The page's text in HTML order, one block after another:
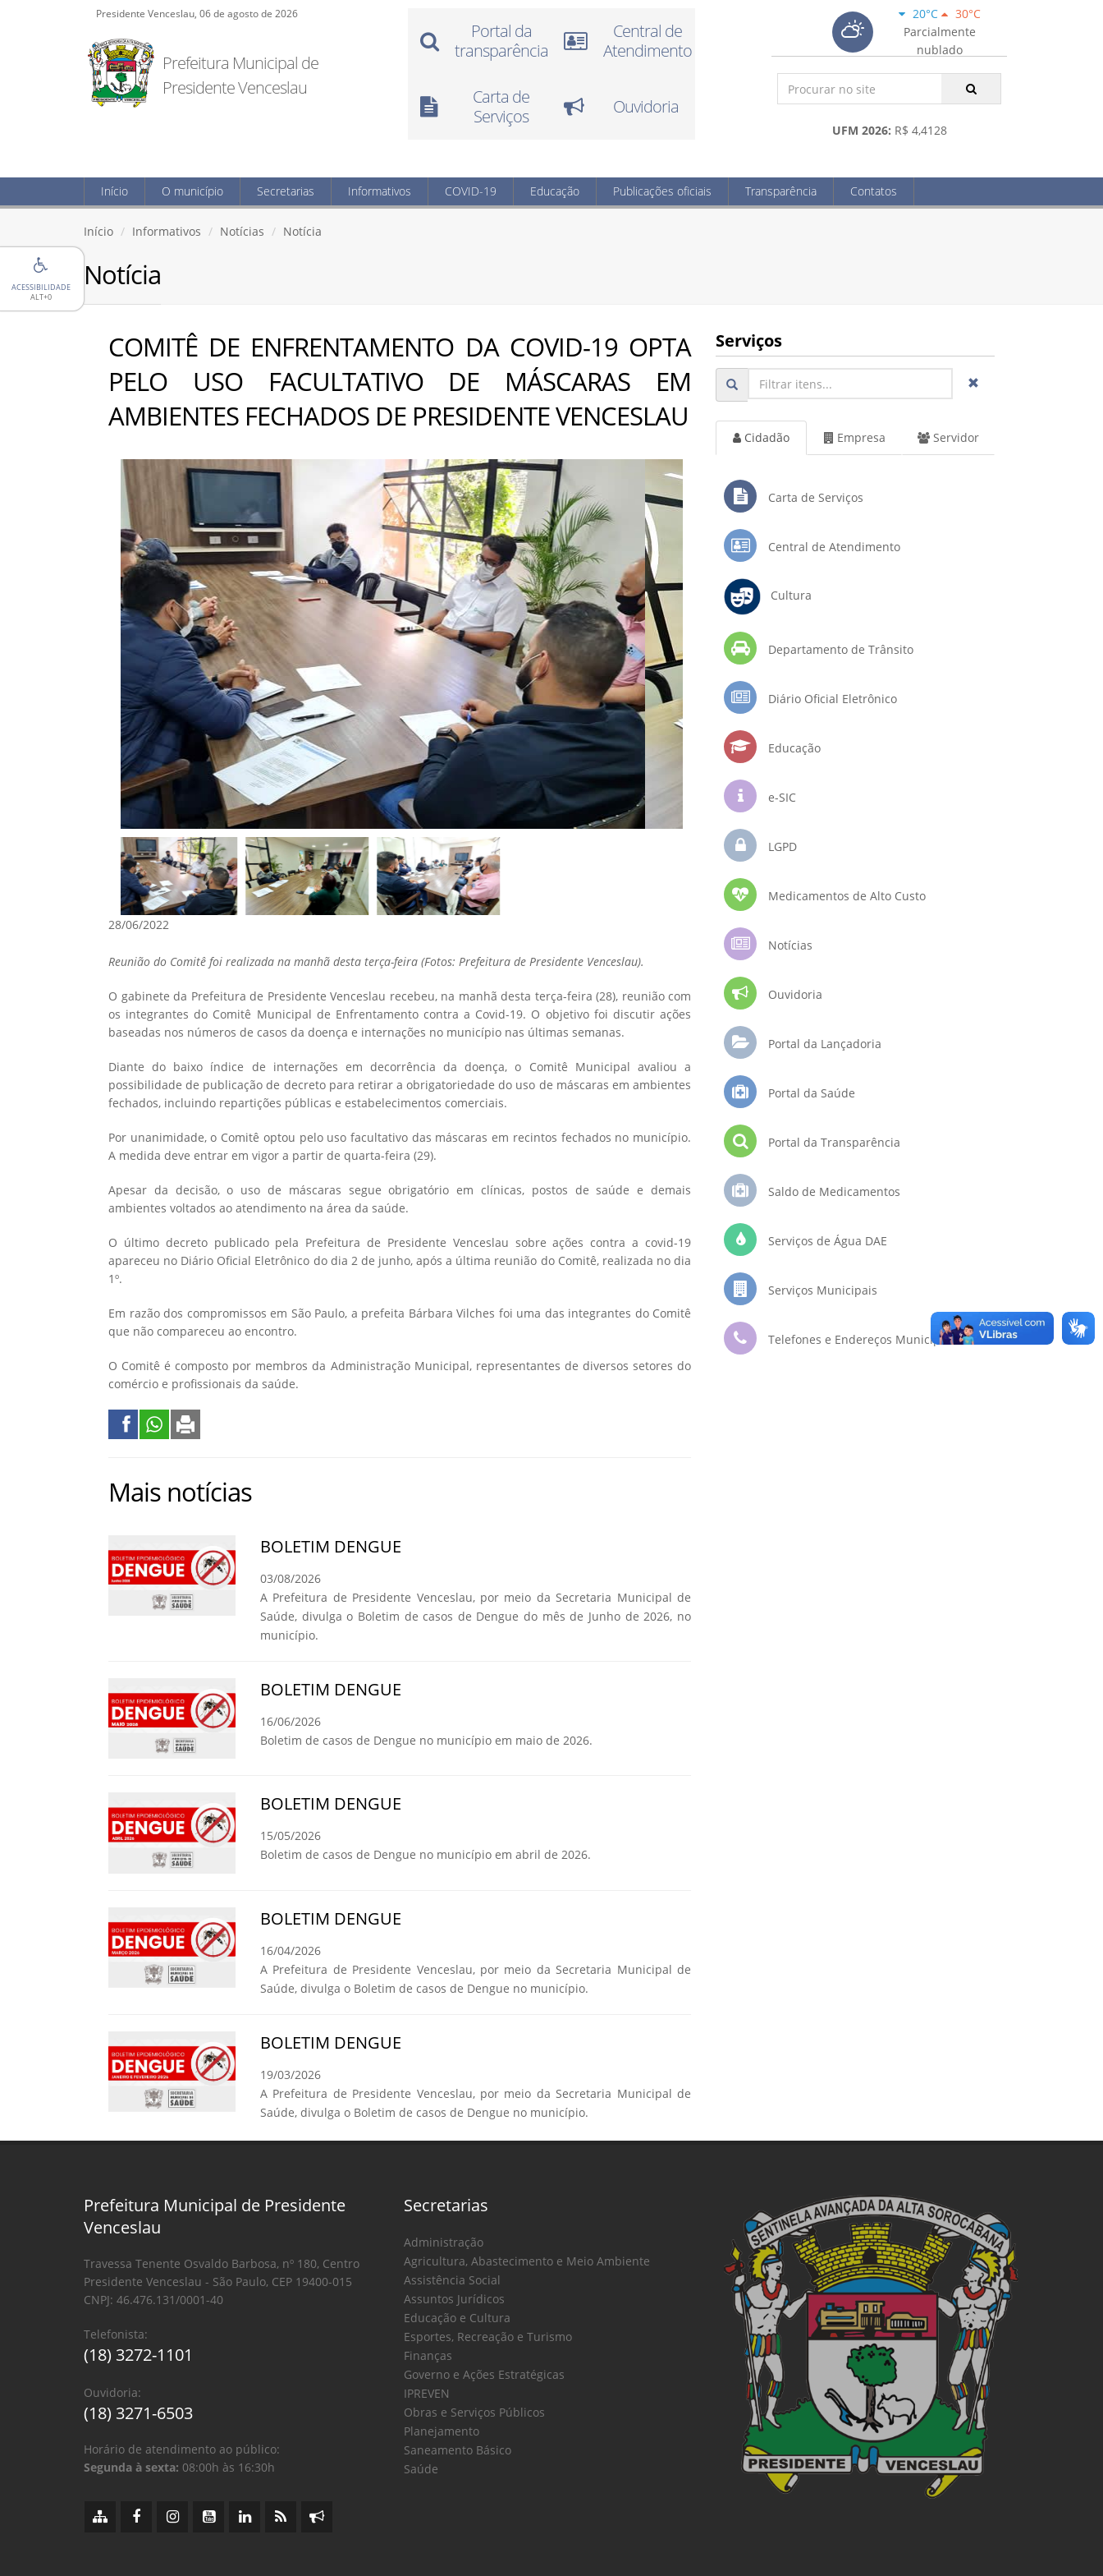
ACESSIBILIDADE
ALT+0
Presidente Venceslau, 06 de agosto de 2026
Prefeitura Municipal de
Presidente Venceslau
Portal da
transparência
Central de
Atendimento
Carta de
Serviços
Ouvidoria
20°C
30°C
Parcialmente
nublado
UFM 2026: R$ 4,4128
Início O município Secretarias Informativos COVID-19 Educação Publicações oficiais Transparência Contatos
Início Informativos Notícias Notícia
Notícia
COMITÊ DE ENFRENTAMENTO DA COVID-19 OPTA
PELO USO FACULTATIVO DE MÁSCARAS EM
AMBIENTES FECHADOS DE PRESIDENTE VENCESLAU
28/06/2022
Reunião do Comitê foi realizada na manhã desta terça-feira (Fotos: Prefeitura de Presidente Venceslau).
O gabinete da Prefeitura de Presidente Venceslau recebeu, na manhã desta terça-feira (28), reunião com
os integrantes do Comitê Municipal de Enfrentamento contra a Covid-19. O objetivo foi discutir ações
baseadas nos números de casos da doença e internações no município nas últimas semanas.
Diante do baixo índice de internações em decorrência da doença, o Comitê Municipal avaliou a
possibilidade de publicação de decreto para retirar a obrigatoriedade do uso de máscaras em ambientes
fechados, incluindo repartições públicas e estabelecimentos comerciais.
Por unanimidade, o Comitê optou pelo uso facultativo das máscaras em recintos fechados no município.
A medida deve entrar em vigor a partir de quarta-feira (29).
Apesar da decisão, o uso de máscaras segue obrigatório em clínicas, postos de saúde e demais
ambientes voltados ao atendimento na área da saúde.
O último decreto publicado pela Prefeitura de Presidente Venceslau sobre ações contra a covid-19
apareceu no Diário Oficial Eletrônico do dia 2 de junho, após a última reunião do Comitê, realizada no dia
1º.
Em razão dos compromissos em São Paulo, a prefeita Bárbara Vilches foi uma das integrantes do Comitê
que não compareceu ao encontro.
O Comitê é composto por membros da Administração Municipal, representantes de diversos setores do
comércio e profissionais da saúde.
Mais notícias
BOLETIM DENGUE
03/08/2026
A Prefeitura de Presidente Venceslau, por meio da Secretaria Municipal de
Saúde, divulga o Boletim de casos de Dengue do mês de Junho de 2026, no
município.
BOLETIM DENGUE
16/06/2026
Boletim de casos de Dengue no município em maio de 2026.
BOLETIM DENGUE
15/05/2026
Boletim de casos de Dengue no município em abril de 2026.
BOLETIM DENGUE
16/04/2026
A Prefeitura de Presidente Venceslau, por meio da Secretaria Municipal de
Saúde, divulga o Boletim de casos de Dengue no município.
BOLETIM DENGUE
19/03/2026
A Prefeitura de Presidente Venceslau, por meio da Secretaria Municipal de
Saúde, divulga o Boletim de casos de Dengue no município.
Serviços
Cidadão Empresa Servidor
Carta de Serviços
Central de Atendimento
Cultura
Departamento de Trânsito
Diário Oficial Eletrônico
Educação
e-SIC
LGPD
Medicamentos de Alto Custo
Notícias
Ouvidoria
Portal da Lançadoria
Portal da Saúde
Portal da Transparência
Saldo de Medicamentos
Serviços de Água DAE
Serviços Municipais
Telefones e Endereços Municipais
Prefeitura Municipal de Presidente
Venceslau
Travessa Tenente Osvaldo Barbosa, nº 180, Centro
Presidente Venceslau - São Paulo, CEP 19400-015
CNPJ: 46.476.131/0001-40
Telefonista:
(18) 3272-1101
Ouvidoria:
(18) 3271-6503
Horário de atendimento ao público:
Segunda à sexta: 08:00h às 16:30h
Secretarias
Administração
Agricultura, Abastecimento e Meio Ambiente
Assistência Social
Assuntos Jurídicos
Educação e Cultura
Esportes, Recreação e Turismo
Finanças
Governo e Ações Estratégicas
IPREVEN
Obras e Serviços Públicos
Planejamento
Saneamento Básico
Saúde